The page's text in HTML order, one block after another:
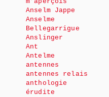
Anselm Jappe
Anselme
Bellegarrigue
Anslinger
Ant
Antelme
antennes
antennes relais
anthologie
érudite